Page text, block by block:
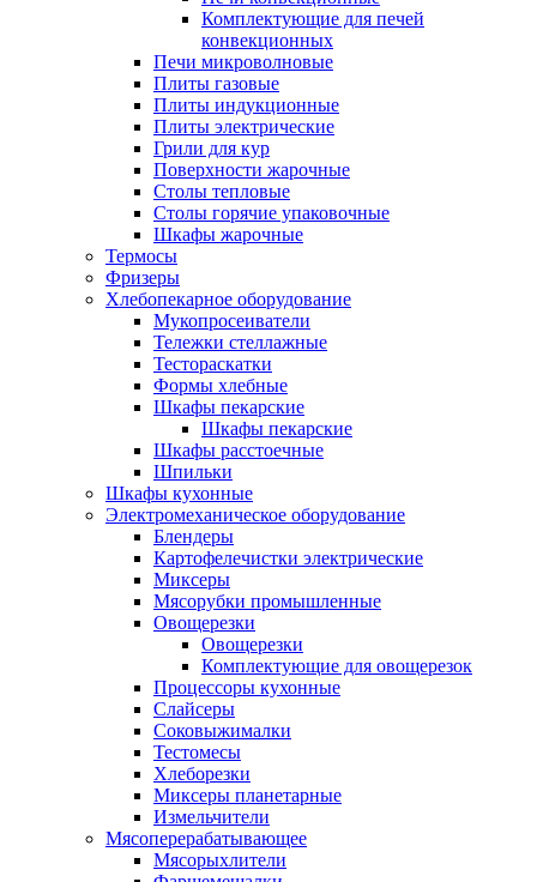
Комплектующие для печей
конвекционных
Печи микроволновые
Плиты газовые
Плиты индукционные
Плиты электрические
Грили для кур
Поверхности жарочные
Столы тепловые
Столы горячие упаковочные
Шкафы жарочные
Термосы
Фризеры
Хлебопекарное оборудование
Мукопросеиватели
Тележки стеллажные
Тестораскатки
Формы хлебные
Шкафы пекарские
Шкафы пекарские
Шкафы расстоечные
Шпильки
Шкафы кухонные
Электромеханическое оборудование
Блендеры
Картофелечистки электрические
Миксеры
Мясорубки промышленные
Овощерезки
Овощерезки
Комплектующие для овощерезок
Процессоры кухонные
Слайсеры
Соковыжималки
Тестомесы
Хлеборезки
Миксеры планетарные
Измельчители
Мясоперерабатывающее
Мясорыхлители